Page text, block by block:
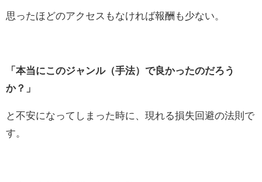
思ったほどのアクセスもなければ報酬も少ない。
「本当にこのジャンル（手法）で良かったのだろう
か？」
と不安になってしまった時に、現れる損失回避の法則で
す。